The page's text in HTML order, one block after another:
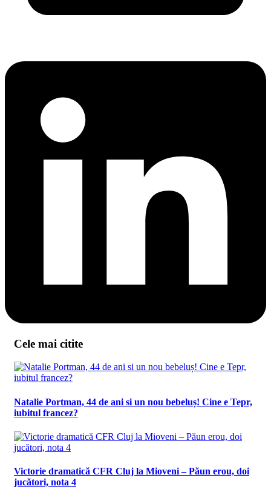
Cele mai citite
Natalie Portman, 44 de ani si un nou bebeluș! Cine e Tepr,
iubitul francez?
Victorie dramatică CFR Cluj la Mioveni – Păun erou, doi
jucători, nota 4